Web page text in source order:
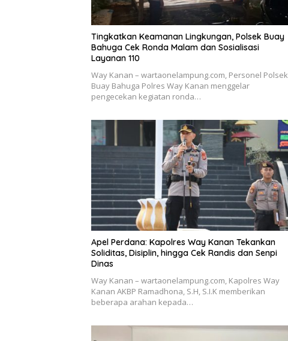
Tingkatkan Keamanan Lingkungan, Polsek Buay
Bahuga Cek Ronda Malam dan Sosialisasi
Layanan 110
Way Kanan – wartaonelampung.com, Personel Polsek
Buay Bahuga Polres Way Kanan menggelar
pengecekan kegiatan ronda…
Apel Perdana: Kapolres Way Kanan Tekankan
Soliditas, Disiplin, hingga Cek Randis dan Senpi
Dinas
Way Kanan – wartaonelampung.com, Kapolres Way
Kanan AKBP Ramadhona, S.H, S.I.K memberikan
beberapa arahan kepada…